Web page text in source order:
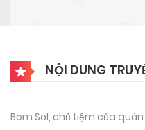
NỘI DUNG
Bom Sol, chủ tiệm của